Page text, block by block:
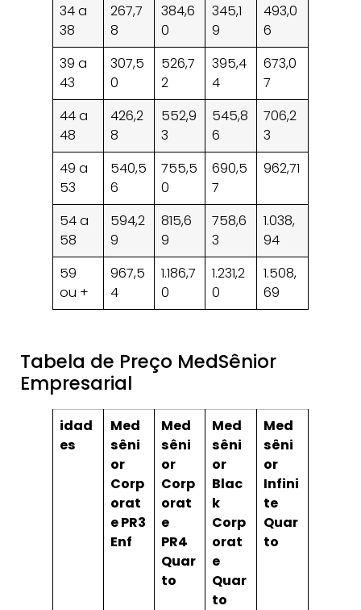
34 a
38
267,7
8
384,6
0
345,1
9
493,0
6
39 a
43
307,5
0
526,7
2
395,4
4
673,0
7
44 a
48
426,2
8
552,9
3
545,8
6
706,2
3
49 a
53
540,5
6
755,5
0
690,5
7
962,71
54 a
58
594,2
9
815,6
9
758,6
3
1.038,
94
59
ou +
967,5
4
1.186,7
0
1.231,2
0
1.508,
69
Tabela de Preço MedSênior
Empresarial
idad
es
Med
sêni
or
Corp
orat
e PR3
Enf
Med
sêni
or
Corp
orat
e
PR4
Quar
to
Med
sêni
or
Blac
k
Corp
orat
e
Quar
to
Med
sêni
or
Infini
te
Quar
to